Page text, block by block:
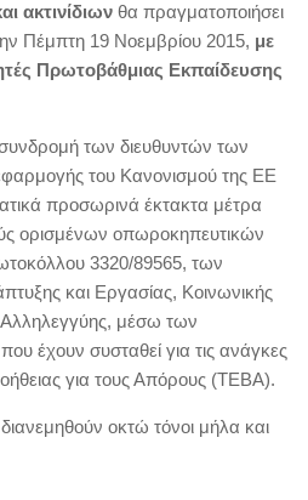
ακτινίδιων θα πραγματοποιήσει
Πέμπτη 19 Νοεμβρίου 2015, με
Πρωτοβάθμιας Εκπαίδευσης
των διευθυντών των
του Κανονισμού της ΕΕ
προσωρινά έκτακτα μέτρα
ορισμένων οπωροκηπευτικών
3320/89565, των
και Εργασίας, Κοινωνικής
Αλληλεγγύης, μέσω των
έχουν συσταθεί για τις ανάγκες
για τους Απόρους (ΤΕΒΑ).
οκτώ τόνοι μήλα και